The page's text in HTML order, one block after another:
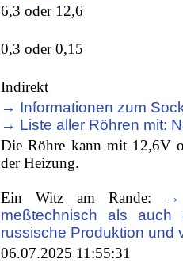
6,3 oder 12,6
0,3 oder 0,15
Indirekt
→ Informationen zum
→ Liste aller Röhren mit:
Die Röhre kann mit 12,6V
der Heizung.
Ein Witz am Rande:
→
meßtechnisch als
russische Produktion und
06.07.2025 11:55:31